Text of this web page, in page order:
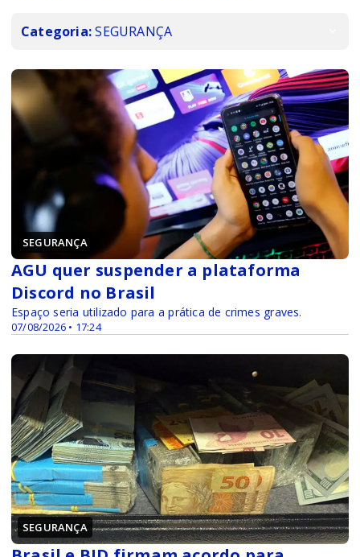
Categoria:SEGURANÇA
SEGURANÇA
07/08/2026 • 17:24
AGU quer suspender a plataforma
Discord no Brasil
Espaço seria utilizado para a prática de crimes graves.
SEGURANÇA